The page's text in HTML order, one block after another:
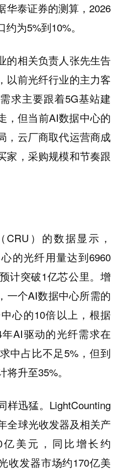
华泰证券的测算，2026
为5%到10%。
的相关负责人张先生告
以前光纤行业的主力客
求主要跟着5G基站建
，但当前AI数据中心的
，云厂商取代运营商成
家，采购规模和节奏跟
）的数据显示，
的光纤用量达到6960
计突破1亿芯公里。增
一个AI数据中心所需的
心的10倍以上，根据
AI驱动的光纤需求在
中占比不足5%，但到
升至35%。
样迅猛。LightCounting
全球光收发器及相关产
美元，同比增长约
收发器市场约170亿美